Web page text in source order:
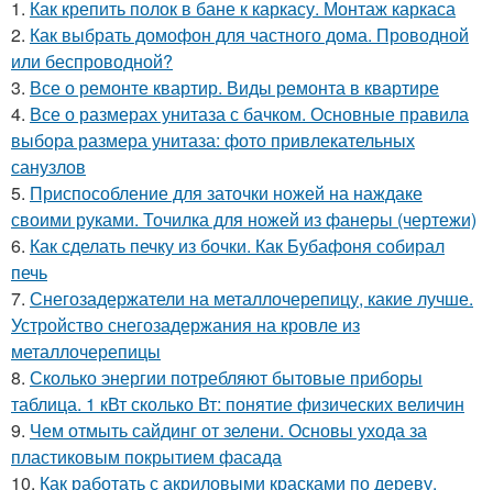
1. Как крепить полок в бане к каркасу. Монтаж каркаса
2. Как выбрать домофон для частного дома. Проводной
или беспроводной?
3. Все о ремонте квартир. Виды ремонта в квартире
4. Все о размерах унитаза с бачком. Основные правила
выбора размера унитаза: фото привлекательных
санузлов
5. Приспособление для заточки ножей на наждаке
своими руками. Точилка для ножей из фанеры (чертежи)
6. Как сделать печку из бочки. Как Бубафоня собирал
печь
7. Снегозадержатели на металлочерепицу, какие лучше.
Устройство снегозадержания на кровле из
металлочерепицы
8. Сколько энергии потребляют бытовые приборы
таблица. 1 кВт сколько Вт: понятие физических величин
9. Чем отмыть сайдинг от зелени. Основы ухода за
пластиковым покрытием фасада
10. Как работать с акриловыми красками по дереву.